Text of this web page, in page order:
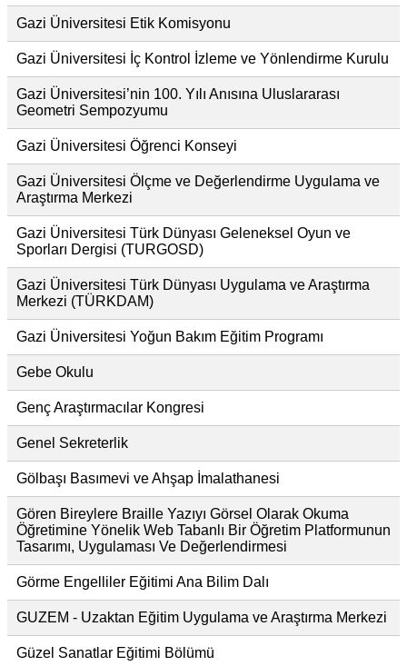
Gazi Üniversitesi Etik Komisyonu
Gazi Üniversitesi İç Kontrol İzleme ve Yönlendirme Kurulu
Gazi Üniversitesi’nin 100. Yılı Anısına Uluslararası
Geometri Sempozyumu
Gazi Üniversitesi Öğrenci Konseyi
Gazi Üniversitesi Ölçme ve Değerlendirme Uygulama ve
Araştırma Merkezi
Gazi Üniversitesi Türk Dünyası Geleneksel Oyun ve
Sporları Dergisi (TURGOSD)
Gazi Üniversitesi Türk Dünyası Uygulama ve Araştırma
Merkezi (TÜRKDAM)
Gazi Üniversitesi Yoğun Bakım Eğitim Programı
Gebe Okulu
Genç Araştırmacılar Kongresi
Genel Sekreterlik
Gölbaşı Basımevi ve Ahşap İmalathanesi
Gören Bireylere Braille Yazıyı Görsel Olarak Okuma
Öğretimine Yönelik Web Tabanlı Bir Öğretim Platformunun
Tasarımı, Uygulaması Ve Değerlendirmesi
Görme Engelliler Eğitimi Ana Bilim Dalı
GUZEM - Uzaktan Eğitim Uygulama ve Araştırma Merkezi
Güzel Sanatlar Eğitimi Bölümü